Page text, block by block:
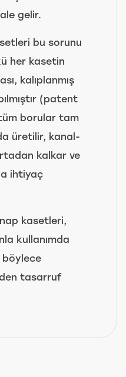
gelir.
bu sorunu
her kasetin
kalıplanmış
(patent
borular tam
üretilir, kanal-
kalkar ve
ihtiyaç
kasetleri,
kullanımda
böylece
tasarruf